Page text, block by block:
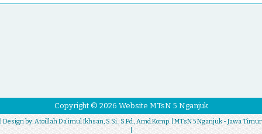
Copyright © 2026 Website MTsN 5 Nganjuk
| Design by:Atoillah Da'imul Ikhsan, S.Si., S.Pd., Amd.Komp. | MTsN 5 Nganjuk - Jawa Timur